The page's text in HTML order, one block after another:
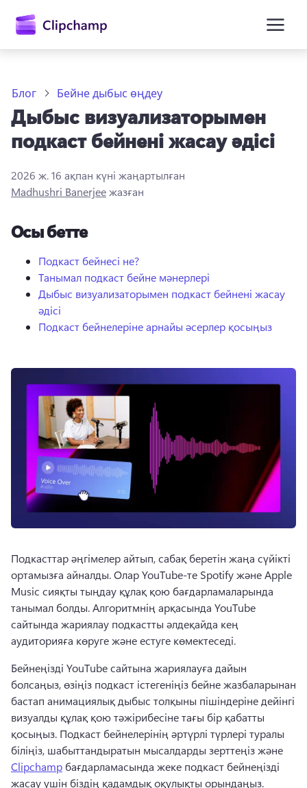
Тегін қолданып көру
Блог Бейне дыбыс өңдеу
Дыбыс визуализаторымен
подкаст бейнені жасау әдісі
2026 ж. 16 ақпан күні жаңартылған
Madhushri Banerjeeжазған
Осы бетте
Подкаст бейнесі не?
Танымал подкаст бейне мәнерлері
Дыбыс визуализаторымен подкаст бейнені жасау
әдісі
Подкаст бейнелеріне арнайы әсерлер қосыңыз
Подкасттар әңгімелер айтып, сабақ беретін жаңа сүйікті
ортамызға айналды. Олар YouTube-те Spotify және Apple
Music сияқты тыңдау құлақ қою бағдарламаларында
танымал болды. Алгоритмнің арқасында YouTube
сайтында жариялау подкастты әлдеқайда кең
аудиторияға көруге және естуге көмектеседі.
Бейнеңізді YouTube сайтына жариялауға дайын
болсаңыз, өзіңіз подкаст істегеніңіз бейне жазбаларынан
бастап анимациялық дыбыс толқыны пішіндеріне дейінгі
визуалды құлақ қою тәжірибесіне тағы бір қабатты
қосыңыз. Подкаст бейнелерінің әртүрлі түрлері туралы
біліңіз, шабыттандыратын мысалдарды зерттеңіз және
Clipchamp бағдарламасында жеке подкаст бейнеңізді
жасау үшін біздің қадамдық оқулықты орындаңыз.